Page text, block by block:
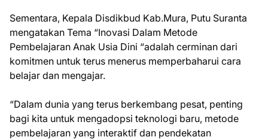
Sementara, Kepala Disdikbud Kab.Mura, Putu Suranta
mengatakan Tema “Inovasi Dalam Metode
Pembelajaran Anak Usia Dini “adalah cerminan dari
komitmen untuk terus menerus memperbaharui cara
belajar dan mengajar.
“Dalam dunia yang terus berkembang pesat, penting
bagi kita untuk mengadopsi teknologi baru, metode
pembelajaran yang interaktif dan pendekatan